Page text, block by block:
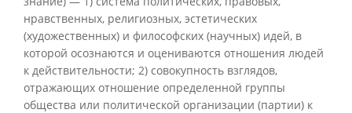
нравственных, религиозных, эстетических
(художественных) и философских (научных) идей, в
которой осознаются и оцениваются отношения людей
к действительности; 2) совокупность взглядов,
отражающих отношение определенной группы
общества или политической организации (партии) к